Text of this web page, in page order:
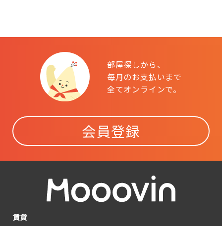
部屋探しから、
毎月のお支払いまで
全てオンラインで。
会員登録
賃貸